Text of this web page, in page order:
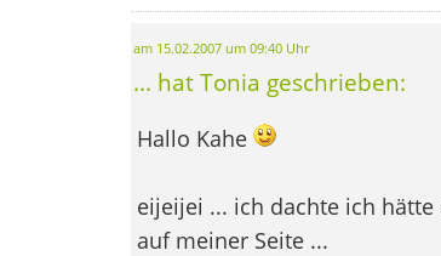
am 15.02.2007 um 09:40 Uhr
... hat Tonia geschrieben:
Hallo Kahe
eijeijei ... ich dachte ich
auf meiner Seite ...